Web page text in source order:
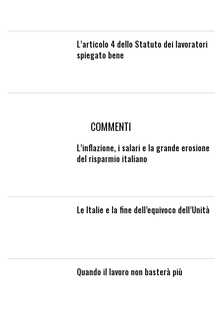
L’articolo 4 dello Statuto dei lavoratori
spiegato bene
COMMENTI
L’inflazione, i salari e la grande erosione
del risparmio italiano
Le Italie e la fine dell’equivoco dell’Unità
Quando il lavoro non basterà più